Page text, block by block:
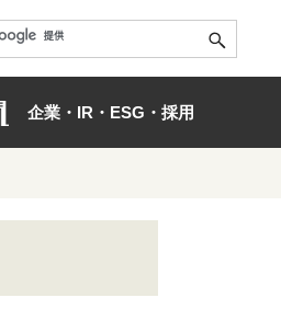
企業・IR・ESG・採用